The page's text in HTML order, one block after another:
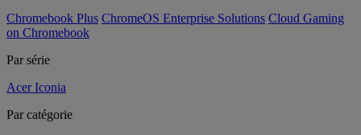
Chromebook Plus ChromeOS Enterprise Solutions Cloud Gaming
on Chromebook
Par série
Acer Iconia
Par catégorie